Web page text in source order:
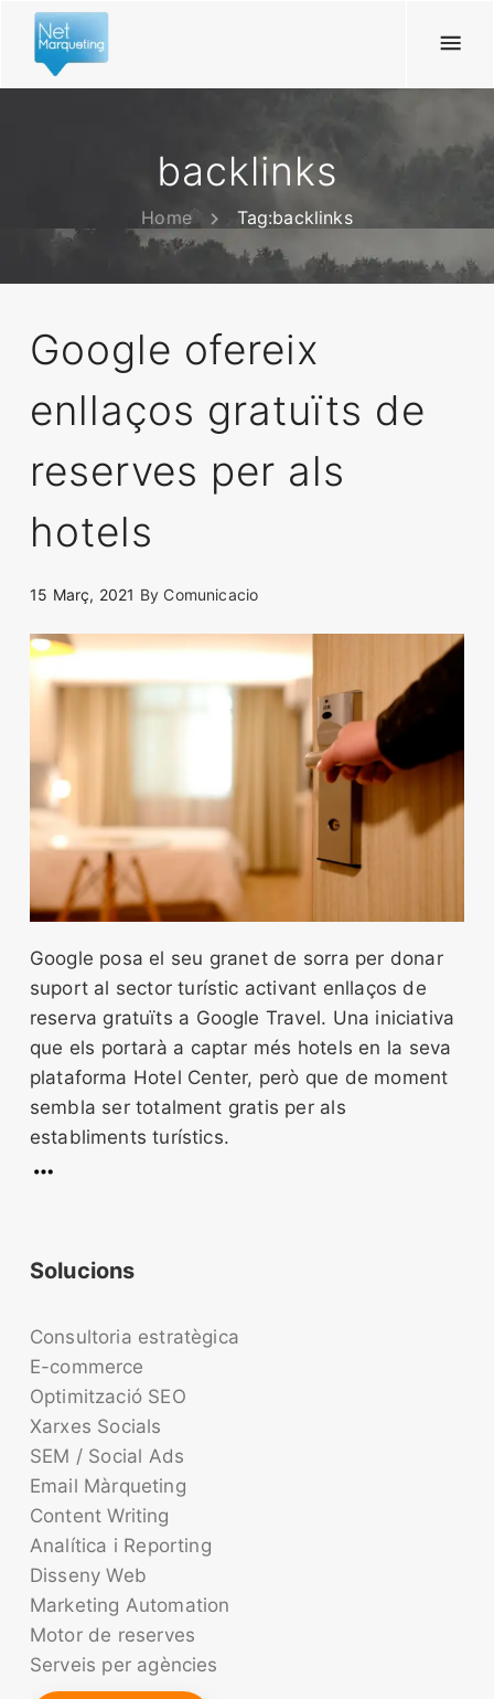
backlinks
Home Tag:backlinks
Google ofereix
enllaços gratuïts de
reserves per als
hotels
15 Març, 2021 By Comunicacio
Google posa el seu granet de sorra per donar
suport al sector turístic activant enllaços de
reserva gratuïts a Google Travel. Una iniciativa
que els portarà a captar més hotels en la seva
plataforma Hotel Center, però que de moment
sembla ser totalment gratis per als
establiments turístics.
Solucions
Consultoria estratègica
E-commerce
Optimització SEO
Xarxes Socials
SEM / Social Ads
Email Màrqueting
Content Writing
Analítica i Reporting
Disseny Web
Marketing Automation
Motor de reserves
Serveis per agències